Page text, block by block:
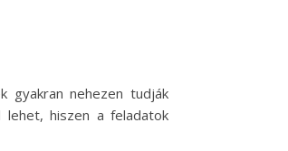
gyakran nehezen tudják
lehet, hiszen a feladatok